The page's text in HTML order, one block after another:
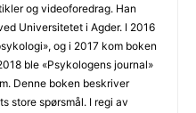
og videoforedrag. Han
Universitetet i Agder. I 2016
og i 2017 kom boken
ble «Psykologens journal»
Denne boken beskriver
store spørsmål. I regi av